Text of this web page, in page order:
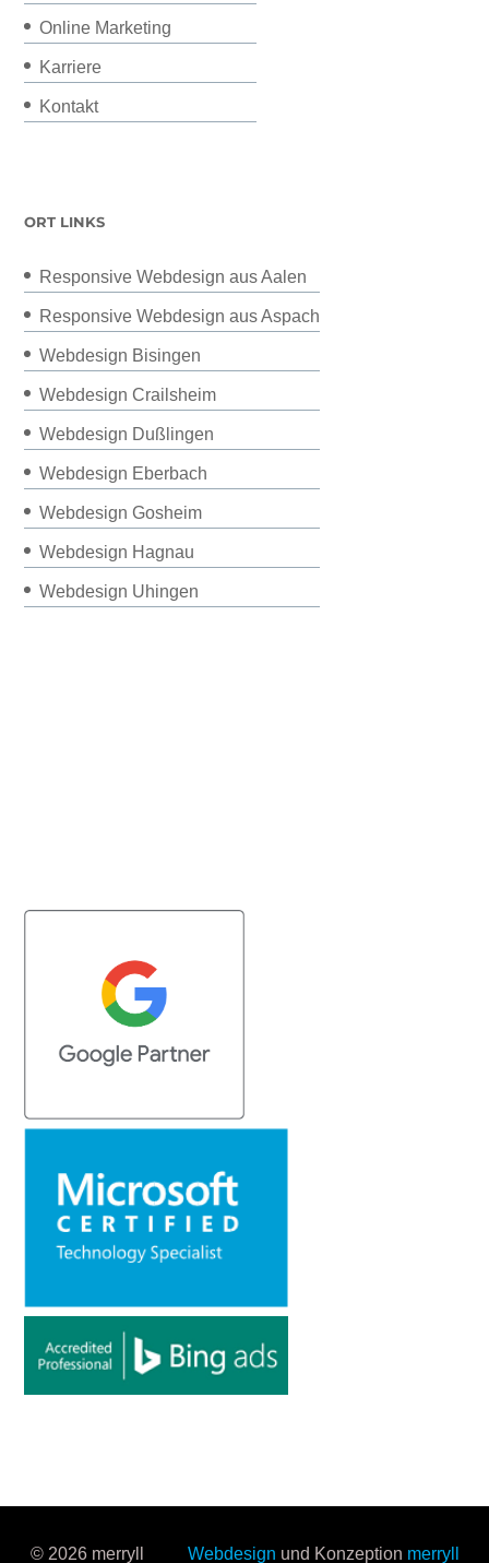
Online Marketing
Karriere
Kontakt
ORT LINKS
Responsive Webdesign aus Aalen
Responsive Webdesign aus Aspach
Webdesign Bisingen
Webdesign Crailsheim
Webdesign Dußlingen
Webdesign Eberbach
Webdesign Gosheim
Webdesign Hagnau
Webdesign Uhingen
© 2026 merryll Webdesign und Konzeption merryll